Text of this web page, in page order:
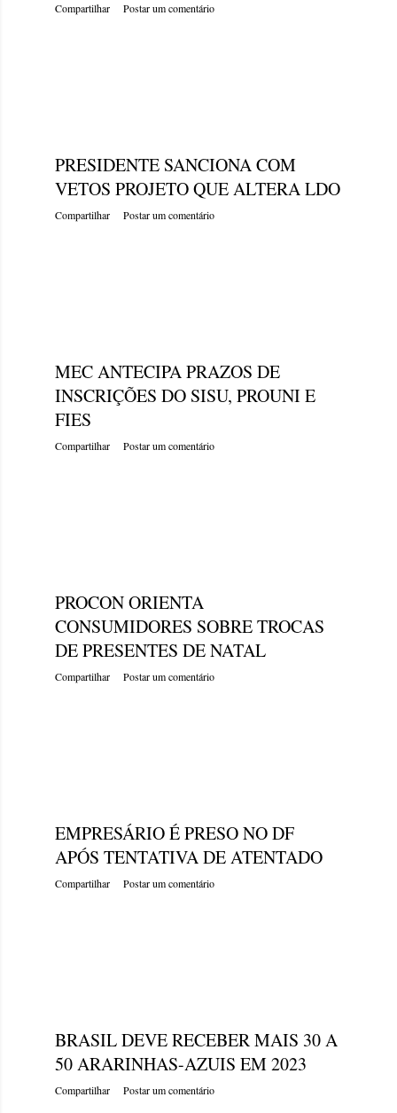
Compartilhar Postar um comentário
PRESIDENTE SANCIONA COM
VETOS PROJETO QUE ALTERA LDO
Compartilhar Postar um comentário
MEC ANTECIPA PRAZOS DE
INSCRIÇÕES DO SISU, PROUNI E
FIES
Compartilhar Postar um comentário
PROCON ORIENTA
CONSUMIDORES SOBRE TROCAS
DE PRESENTES DE NATAL
Compartilhar Postar um comentário
EMPRESÁRIO É PRESO NO DF
APÓS TENTATIVA DE ATENTADO
Compartilhar Postar um comentário
BRASIL DEVE RECEBER MAIS 30 A
50 ARARINHAS-AZUIS EM 2023
Compartilhar Postar um comentário